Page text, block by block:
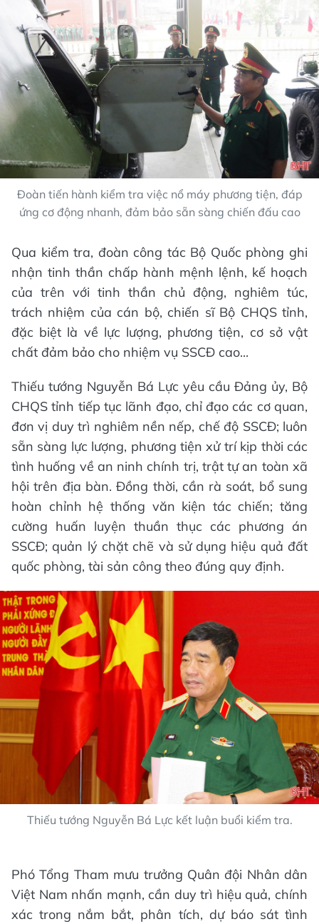
Đoàn tiến hành kiểm tra việc nổ máy phương tiện, đáp
ứng cơ động nhanh, đảm bảo sẵn sàng chiến đấu cao
Qua kiểm tra, đoàn công tác Bộ Quốc phòng ghi
nhận tinh thần chấp hành mệnh lệnh, kế hoạch
của trên với tinh thần chủ động, nghiêm túc,
trách nhiệm của cán bộ, chiến sĩ Bộ CHQS tỉnh,
đặc biệt là về lực lượng, phương tiện, cơ sở vật
chất đảm bảo cho nhiệm vụ SSCĐ cao...
Thiếu tướng Nguyễn Bá Lực yêu cầu Đảng ủy, Bộ
CHQS tỉnh tiếp tục lãnh đạo, chỉ đạo các cơ quan,
đơn vị duy trì nghiêm nền nếp, chế độ SSCĐ; luôn
sẵn sàng lực lượng, phương tiện xử trí kịp thời các
tình huống về an ninh chính trị, trật tự an toàn xã
hội trên địa bàn. Đồng thời, cần rà soát, bổ sung
hoàn chỉnh hệ thống văn kiện tác chiến; tăng
cường huấn luyện thuần thục các phương án
SSCĐ; quản lý chặt chẽ và sử dụng hiệu quả đất
quốc phòng, tài sản công theo đúng quy định.
Thiếu tướng Nguyễn Bá Lực kết luận buổi kiểm tra.
Phó Tổng Tham mưu trưởng Quân đội Nhân dân
Việt Nam nhấn mạnh, cần duy trì hiệu quả, chính
xác trong nắm bắt, phân tích, dự báo sát tình